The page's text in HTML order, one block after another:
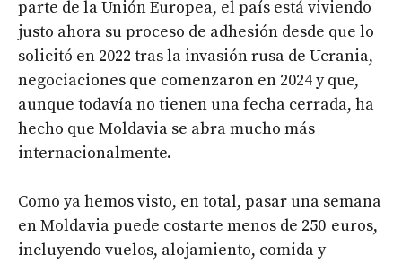
parte de la Unión Europea, el país está viviendo
justo ahora su proceso de adhesión desde que lo
solicitó en 2022 tras la invasión rusa de Ucrania,
negociaciones que comenzaron en 2024 y que,
aunque todavía no tienen una fecha cerrada, ha
hecho que Moldavia se abra mucho más
internacionalmente.
Como ya hemos visto, en total, pasar una semana
en Moldavia puede costarte menos de 250 euros,
incluyendo vuelos, alojamiento, comida y